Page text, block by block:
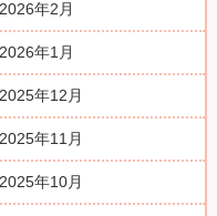
2026年2月
2026年1月
2025年12月
2025年11月
2025年10月